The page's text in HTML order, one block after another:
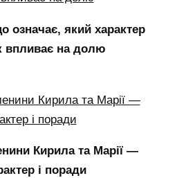
означає, який характер
впливає на долю
Кирила та Марії —
і поради